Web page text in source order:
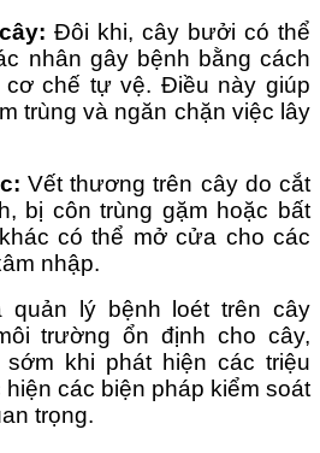
Đôi khi, cây bưởi có thể
nhân gây bệnh bằng cách
chế tự vệ. Điều này giúp
trùng và ngăn chặn việc lây
Vết thương trên cây do cắt
bị côn trùng gặm hoặc bất
có thể mở cửa cho các
nhập.
lý bệnh loét trên cây
trường ổn định cho cây,
khi phát hiện các triệu
các biện pháp kiểm soát
trọng.